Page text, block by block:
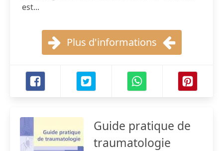
est...
Plus d'informations
Guide pratique de
traumatologie